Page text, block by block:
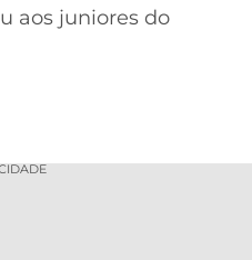
aos juniores do